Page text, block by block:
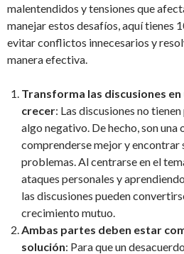
malentendidos y tensiones que
manejar estos desafíos, aquí tienes
evitar conflictos innecesarios y
manera efectiva.
Transforma las discusiones
crecer: Las discusiones no
algo negativo. De hecho, son
comprenderse mejor y encontrar
problemas. Al centrarse en el
ataques personales y
las discusiones pueden
crecimiento mutuo.
Ambas partes deben estar
solución: Para que un